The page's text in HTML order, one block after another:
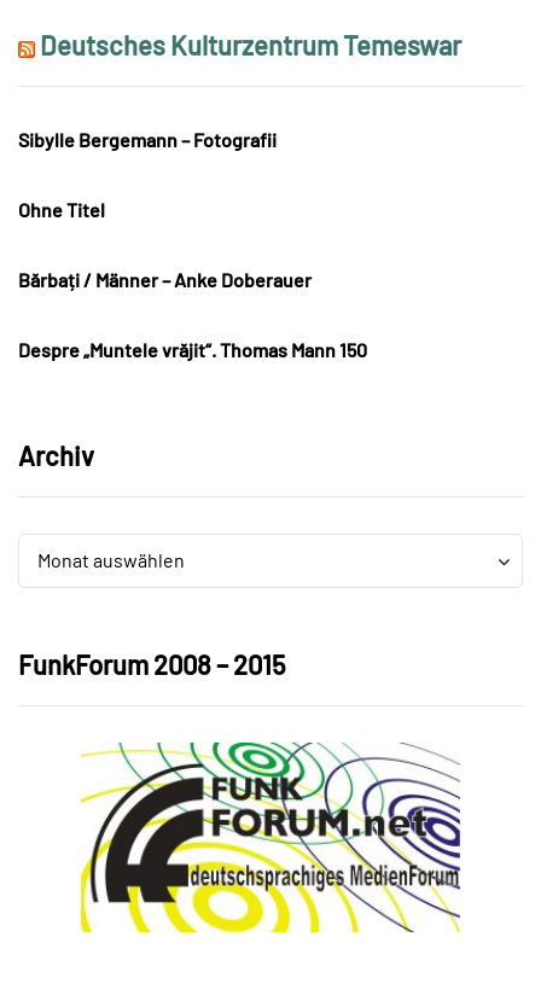
Deutsches Kulturzentrum Temeswar
Sibylle Bergemann – Fotografii
Ohne Titel
Bărbați / Männer – Anke Doberauer
Despre „Muntele vrăjit“. Thomas Mann 150
Archiv
Archiv
Monat auswählen
Archiv
FunkForum 2008 – 2015